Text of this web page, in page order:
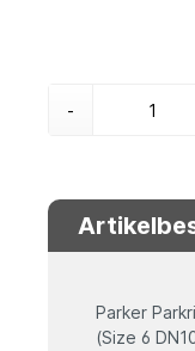
-
Parker
(Size 6